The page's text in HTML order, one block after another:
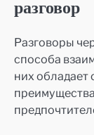
разговор
Разговоры
способа
них обладает